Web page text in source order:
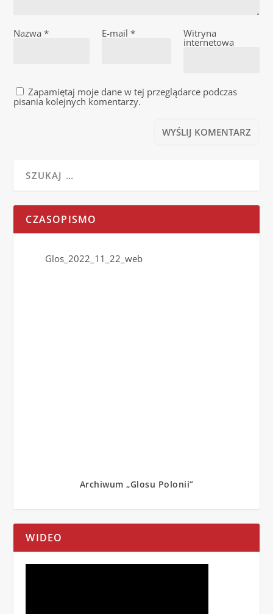
Nazwa* E-mail * Witryna
internetowa
Zapamiętaj moje dane w tej przeglądarce podczas
pisania kolejnych komentarzy.
CZASOPISMO
Glos_2022_11_22_web
Archiwum „Glosu Polonii”
WIDEO